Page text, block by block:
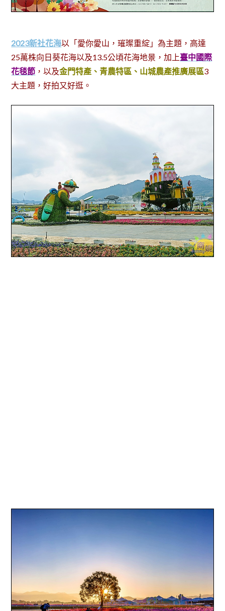
2023新社花海以 「愛你愛山，璀璨重綻」為主題，高達
25萬株向日葵花海以及13.5公頃花海地景，加上臺中國際
花毯節 ，以及金門特產、青農特區、山城農產推廣展區3
大主題，好拍又好逛。